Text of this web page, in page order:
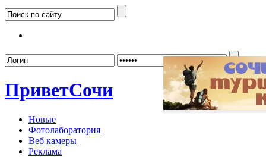
ПриветСочи
Новые
Фотолаборатория
Веб камеры
Реклама